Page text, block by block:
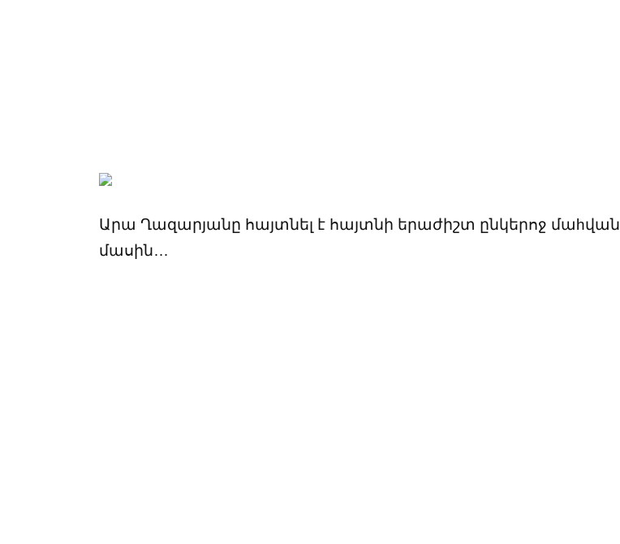
Արա Ղազարյանը հայտնել է հայտնի երաժիշտ ընկերոջ մաhվան
մասին…